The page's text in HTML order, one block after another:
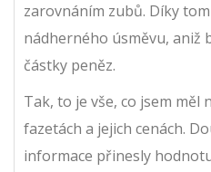
zarovnáním zubů. Díky
nádherného úsměvu, aniž
částky peněz.
Tak, to je vše, co jsem měl
fazetách a jejich cenách.
informace přinesly